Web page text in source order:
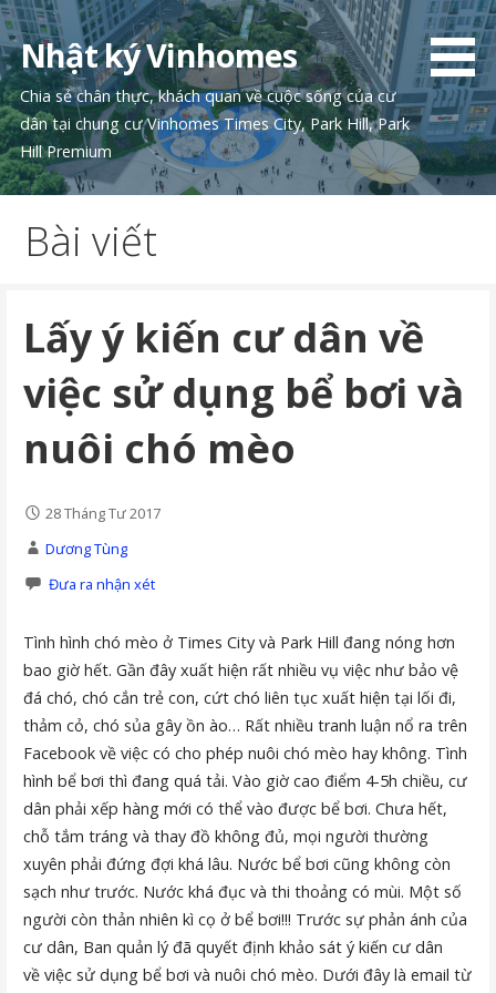
Chuyển
tới
phần
nội
dung
Nhật ký Vinhomes
Chia sẻ chân thực, khách quan về cuộc sống của cư
dân tại chung cư Vinhomes Times City, Park Hill, Park
Hill Premium
Bài viết
Lấy ý kiến cư dân về
việc sử dụng bể bơi và
nuôi chó mèo
28 Tháng Tư 2017
Dương Tùng
Đưa ra nhận xét
Tình hình chó mèo ở Times City và Park Hill đang nóng hơn
bao giờ hết. Gần đây xuất hiện rất nhiều vụ việc như bảo vệ
đá chó, chó cắn trẻ con, cứt chó liên tục xuất hiện tại lối đi,
thảm cỏ, chó sủa gây ồn ào… Rất nhiều tranh luận nổ ra trên
Facebook về việc có cho phép nuôi chó mèo hay không. Tình
hình bể bơi thì đang quá tải. Vào giờ cao điểm 4-5h chiều, cư
dân phải xếp hàng mới có thể vào được bể bơi. Chưa hết,
chỗ tắm tráng và thay đồ không đủ, mọi người thường
xuyên phải đứng đợi khá lâu. Nước bể bơi cũng không còn
sạch như trước. Nước khá đục và thi thoảng có mùi. Một số
người còn thản nhiên kì cọ ở bể bơi!!! Trước sự phản ánh của
cư dân, Ban quản lý đã quyết định khảo sát ý kiến cư dân
về việc sử dụng bể bơi và nuôi chó mèo. Dưới đây là email từ